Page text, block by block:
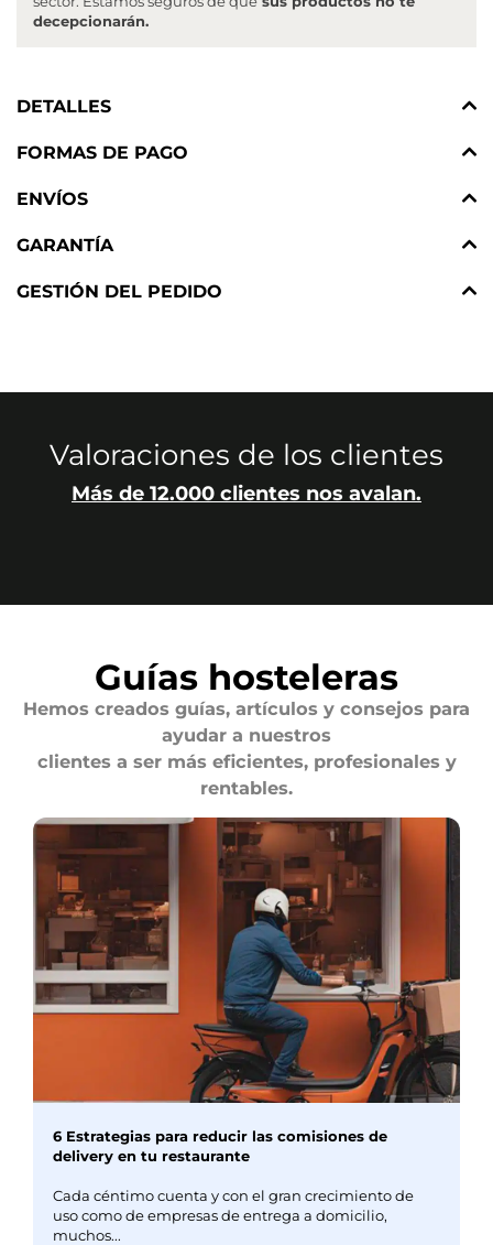
decepcionarán.
DETALLES
FORMAS DE PAGO
ENVÍOS
GARANTÍA
GESTIÓN DEL PEDIDO
Valoraciones de los clientes
Más de 12.000 clientes nos avalan.
Guías hosteleras
Hemos creados guías, artículos y consejos para
ayudar a nuestros
clientes a ser más eficientes, profesionales y
rentables.
6 Estrategias para reducir las comisiones de
delivery en tu restaurante
Cada céntimo cuenta y con el gran crecimiento de
uso como de empresas de entrega a domicilio,
muchos...